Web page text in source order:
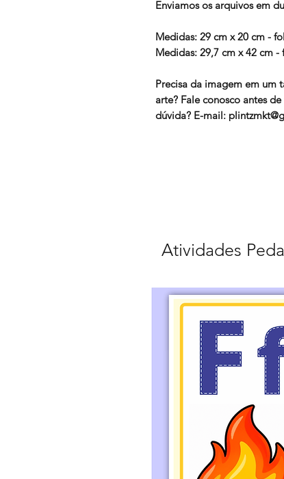
Enviamos os arquivos em
Medidas: 29 cm x 20 cm -
Medidas: 29,7 cm x 42 cm
Precisa da imagem em um
arte? Fale conosco antes
dúvida? E-mail:
Atividades